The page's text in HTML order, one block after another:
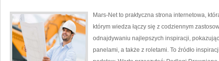
Mars-Net to praktyczna strona internetowa,
którym wiedza łączy się z codziennym
odnajdywaniu najlepszych inspiracji,
panelami, a także z roletami. To źródło